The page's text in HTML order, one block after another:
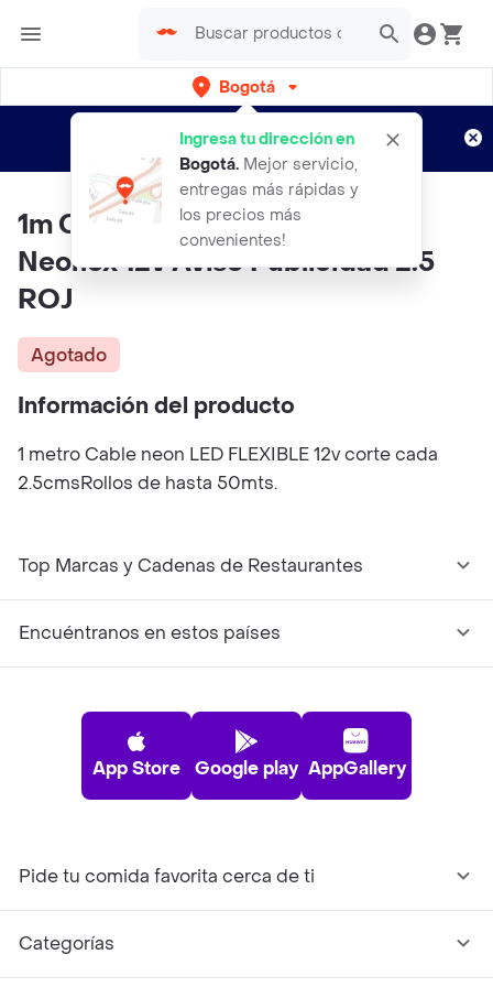
Bogotá
Ingresa tu dirección en
Bogotá. Mejor servicio,
entregas más rápidas y
los precios más
convenientes!
envíos gratis por semanas
Aplican TyC
1m Cable Neon Led Flexible
Neoflex 12v Aviso Publicidad 2.5
ROJ
Agotado
Información del producto
1 metro Cable neon LED FLEXIBLE 12v corte cada
2.5cmsRollos de hasta 50mts.
Top Marcas y Cadenas de Restaurantes
Encuéntranos en estos países
App Store Google play AppGallery
Pide tu comida favorita cerca de ti
Categorías